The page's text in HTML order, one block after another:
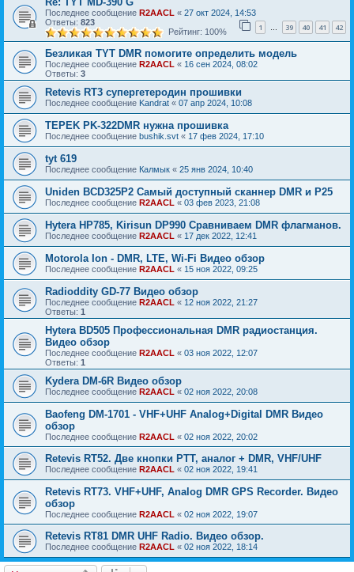
Последнее сообщение R2AACL « 27 окт 2024, 14:53
Ответы: 823 1 … 39 40 41 42
Рейтинг: 100%
Безликая TYT DMR помогите определить модель
Последнее сообщение R2AACL « 16 сен 2024, 08:02
Ответы: 3
Retevis RT3 супергетеродин прошивки
Последнее сообщение Kandrat « 07 апр 2024, 10:08
TEPEK PK-322DMR нужна прошивка
Последнее сообщение bushik.svt « 17 фев 2024, 17:10
tyt 619
Последнее сообщение Калмык « 25 янв 2024, 10:40
Uniden BCD325P2 Самый доступный сканнер DMR и P25
Последнее сообщение R2AACL « 03 фев 2023, 21:08
Hytera HP785, Kirisun DP990 Сравниваем DMR флагманов.
Последнее сообщение R2AACL « 17 дек 2022, 12:41
Motorola Ion - DMR, LTE, Wi-Fi Видео обзор
Последнее сообщение R2AACL « 15 ноя 2022, 09:25
Radioddity GD-77 Видео обзор
Последнее сообщение R2AACL « 12 ноя 2022, 21:27
Ответы: 1
Hytera BD505 Профессиональная DMR радиостанция.
Видео обзор
Последнее сообщение R2AACL « 03 ноя 2022, 12:07
Ответы: 1
Kydera DM-6R Видео обзор
Последнее сообщение R2AACL « 02 ноя 2022, 20:08
Baofeng DM-1701 - VHF+UHF Analog+Digital DMR Видео
обзор
Последнее сообщение R2AACL « 02 ноя 2022, 20:02
Retevis RT52. Две кнопки PTT, аналог + DMR, VHF/UHF
Последнее сообщение R2AACL « 02 ноя 2022, 19:41
Retevis RT73. VHF+UHF, Analog DMR GPS Recorder. Видео
обзор
Последнее сообщение R2AACL « 02 ноя 2022, 19:07
Retevis RT81 DMR UHF Radio. Видео обзор.
Последнее сообщение R2AACL « 02 ноя 2022, 18:14